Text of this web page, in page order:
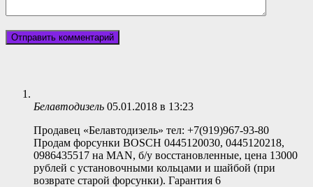
Белавтодизель 05.01.2018 в 13:23
Продавец «Белавтодизель» тел: +7(919)967-93-80
Продам форсунки BOSCH 0445120030, 0445120218,
0986435517 на MAN, б/у восстановленные, цена 13000
рублей с установочными кольцами и шайбой (при
возврате старой форсунки). Гарантия 6